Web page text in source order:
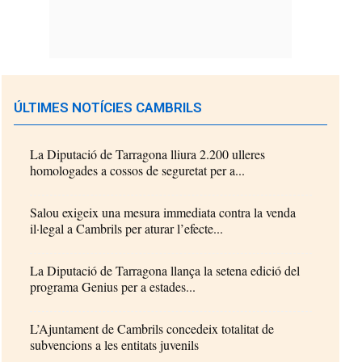
ÚLTIMES NOTÍCIES CAMBRILS
La Diputació de Tarragona lliura 2.200 ulleres
homologades a cossos de seguretat per a...
Salou exigeix una mesura immediata contra la venda
il·legal a Cambrils per aturar l’efecte...
La Diputació de Tarragona llança la setena edició del
programa Genius per a estades...
L’Ajuntament de Cambrils concedeix totalitat de
subvencions a les entitats juvenils